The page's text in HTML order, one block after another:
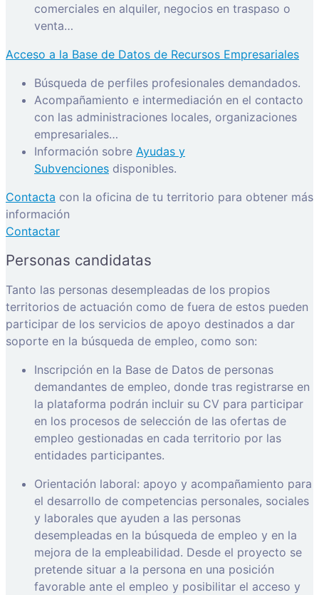
comerciales en alquiler, negocios en traspaso o
venta…
Acceso a la Base de Datos de Recursos Empresariales
Búsqueda de perfiles profesionales demandados.
Acompañamiento e intermediación en el contacto
con las administraciones locales, organizaciones
empresariales…
Información sobre Ayudas y
Subvenciones disponibles.
Contacta con la oficina de tu territorio para obtener más
información
Contactar
Personas candidatas
Tanto las personas desempleadas de los propios
territorios de actuación como de fuera de estos pueden
participar de los servicios de apoyo destinados a dar
soporte en la búsqueda de empleo, como son:
Inscripción en la Base de Datos de personas
demandantes de empleo, donde tras registrarse en
la plataforma podrán incluir su CV para participar
en los procesos de selección de las ofertas de
empleo gestionadas en cada territorio por las
entidades participantes.
Orientación laboral: apoyo y acompañamiento para
el desarrollo de competencias personales, sociales
y laborales que ayuden a las personas
desempleadas en la búsqueda de empleo y en la
mejora de la empleabilidad. Desde el proyecto se
pretende situar a la persona en una posición
favorable ante el empleo y posibilitar el acceso y